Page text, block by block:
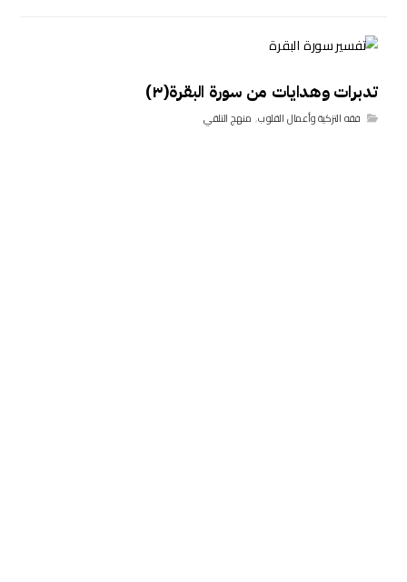
تدبرات وهدايات من سورة البقرة(٣)
فقه التزكية وأعمال القلوب,منهج التلقي